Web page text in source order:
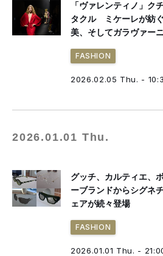
「ヴァレンティノ」ク
タクル ミケーレが紡
美、そしてガラヴァー
FASHION
2026.02.05 Thu. -
2026.01.01 Thu.
グッチ、カルティエ、
ーブランドからシグネ
ェアが続々登場
FASHION
2026.01.01 Thu. -